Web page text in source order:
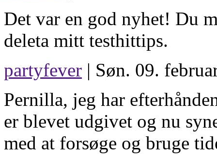
Det var en god nyhet! Du
deleta mitt testhittips.
partyfever | Søn. 09.
Pernilla, jeg har
er blevet udgivet og nu
med at forsøge og bruge